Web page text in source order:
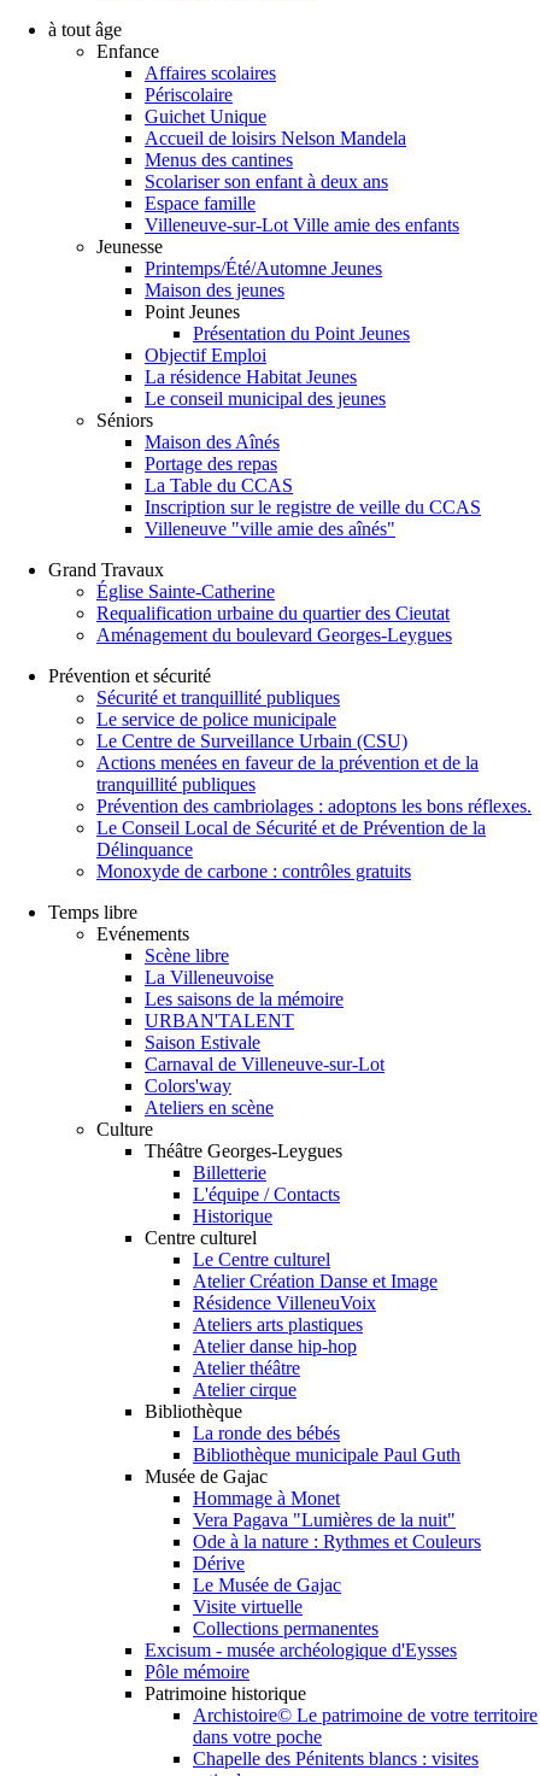
à tout âge
Enfance
Affaires scolaires
Périscolaire
Guichet Unique
Accueil de loisirs Nelson Mandela
Menus des cantines
Scolariser son enfant à deux ans
Espace famille
Villeneuve-sur-Lot Ville amie des enfants
Jeunesse
Printemps/Été/Automne Jeunes
Maison des jeunes
Point Jeunes
Présentation du Point Jeunes
Objectif Emploi
La résidence Habitat Jeunes
Le conseil municipal des jeunes
Séniors
Maison des Aînés
Portage des repas
La Table du CCAS
Inscription sur le registre de veille du CCAS
Villeneuve "ville amie des aînés"
Grand Travaux
Église Sainte-Catherine
Requalification urbaine du quartier des Cieutat
Aménagement du boulevard Georges-Leygues
Prévention et sécurité
Sécurité et tranquillité publiques
Le service de police municipale
Le Centre de Surveillance Urbain (CSU)
Actions menées en faveur de la prévention et de la
tranquillité publiques
Prévention des cambriolages : adoptons les bons réflexes.
Le Conseil Local de Sécurité et de Prévention de la
Délinquance
Monoxyde de carbone : contrôles gratuits
Temps libre
Evénements
Scène libre
La Villeneuvoise
Les saisons de la mémoire
URBAN'TALENT
Saison Estivale
Carnaval de Villeneuve-sur-Lot
Colors'way
Ateliers en scène
Culture
Théâtre Georges-Leygues
Billetterie
L'équipe / Contacts
Historique
Centre culturel
Le Centre culturel
Atelier Création Danse et Image
Résidence VilleneuVoix
Ateliers arts plastiques
Atelier danse hip-hop
Atelier théâtre
Atelier cirque
Bibliothèque
La ronde des bébés
Bibliothèque municipale Paul Guth
Musée de Gajac
Hommage à Monet
Vera Pagava "Lumières de la nuit"
Ode à la nature : Rythmes et Couleurs
Dérive
Le Musée de Gajac
Visite virtuelle
Collections permanentes
Excisum - musée archéologique d'Eysses
Pôle mémoire
Patrimoine historique
Archistoire© Le patrimoine de votre territoire
dans votre poche
Chapelle des Pénitents blancs : visites